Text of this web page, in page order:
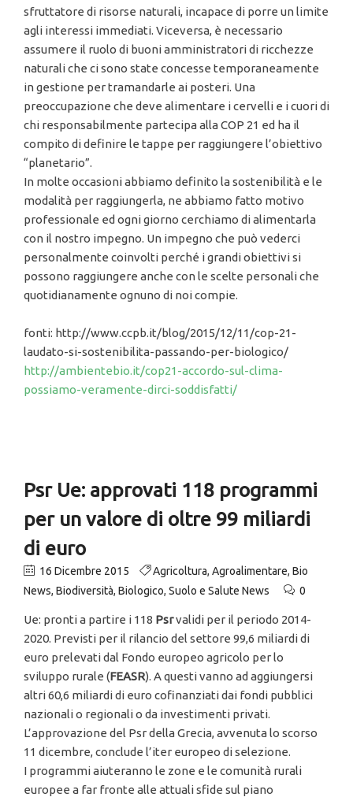
sfruttatore di risorse naturali, incapace di porre un limite
agli interessi immediati. Viceversa, è necessario
assumere il ruolo di buoni amministratori di ricchezze
naturali che ci sono state concesse temporaneamente
in gestione per tramandarle ai posteri. Una
preoccupazione che deve alimentare i cervelli e i cuori di
chi responsabilmente partecipa alla COP 21 ed ha il
compito di definire le tappe per raggiungere l’obiettivo
“planetario”.
In molte occasioni abbiamo definito la sostenibilità e le
modalità per raggiungerla, ne abbiamo fatto motivo
professionale ed ogni giorno cerchiamo di alimentarla
con il nostro impegno. Un impegno che può vederci
personalmente coinvolti perché i grandi obiettivi si
possono raggiungere anche con le scelte personali che
quotidianamente ognuno di noi compie.
fonti: http://www.ccpb.it/blog/2015/12/11/cop-21-
laudato-si-sostenibilita-passando-per-biologico/
http://ambientebio.it/cop21-accordo-sul-clima-
possiamo-veramente-dirci-soddisfatti/
Psr Ue: approvati 118 programmi
per un valore di oltre 99 miliardi
di euro
16 Dicembre 2015 Agricoltura, Agroalimentare, Bio
News, Biodiversità, Biologico, Suolo e Salute News 0
Ue: pronti a partire i 118 Psrvalidi per il periodo 2014-
2020. Previsti per il rilancio del settore 99,6 miliardi di
euro prelevati dal Fondo europeo agricolo per lo
sviluppo rurale (FEASR). A questi vanno ad aggiungersi
altri 60,6 miliardi di euro cofinanziati dai fondi pubblici
nazionali o regionali o da investimenti privati.
L’approvazione del Psr della Grecia, avvenuta lo scorso
11 dicembre, conclude l’iter europeo di selezione.
I programmi aiuteranno le zone e le comunità rurali
europee a far fronte alle attuali sfide sul piano